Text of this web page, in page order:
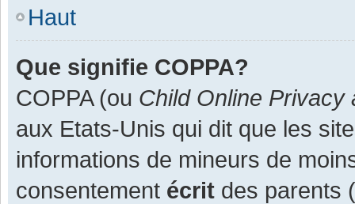
Haut
Que signifie COPPA?
COPPA (ou Child Online Privacy
aux Etats-Unis qui dit que les
informations de mineurs de
consentement écrit des parents